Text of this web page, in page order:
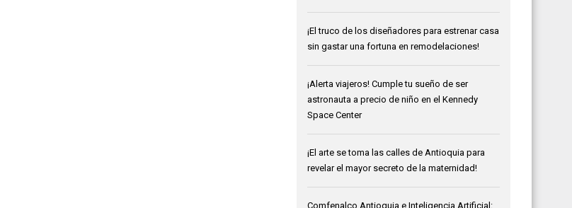
¡El truco de los diseñadores para estrenar casa
sin gastar una fortuna en remodelaciones!
¡Alerta viajeros! Cumple tu sueño de ser
astronauta a precio de niño en el Kennedy
Space Center
¡El arte se toma las calles de Antioquia para
revelar el mayor secreto de la maternidad!
Comfenalco Antioquia e Inteligencia Artificial: